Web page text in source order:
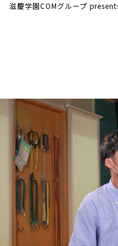
お知らせ
イベント・グッズ
YouTube
会社情報
滋慶学園COMグループ